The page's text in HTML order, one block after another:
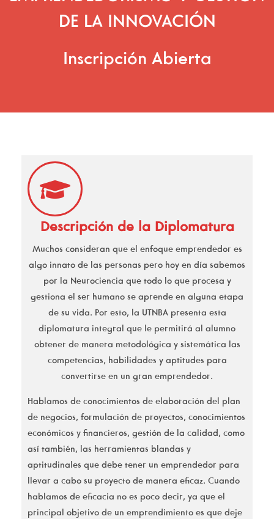
DE LA INNOVACIÓN
Inscripción Abierta
Descripción de la Diplomatura
Muchos consideran que el enfoque emprendedor es
algo innato de las personas pero hoy en día sabemos
por la Neurociencia que todo lo que procesa y
gestiona el ser humano se aprende en alguna etapa
de su vida. Por esto, la UTNBA presenta esta
diplomatura integral que le permitirá al alumno
obtener de manera metodológica y sistemática las
competencias, habilidades y aptitudes para
convertirse en un gran emprendedor.
Hablamos de conocimientos de elaboración del plan
de negocios, formulación de proyectos, conocimientos
económicos y financieros, gestión de la calidad, como
así también, las herramientas blandas y
aptitudinales que debe tener un emprendedor para
llevar a cabo su proyecto de manera eficaz. Cuando
hablamos de eficacia no es poco decir, ya que el
principal objetivo de un emprendimiento es que deje